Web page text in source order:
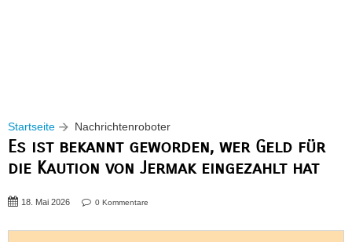
Startseite Nachrichtenroboter
Es ist bekannt geworden, wer Geld für
die Kaution von Jermak eingezahlt hat
18. Mai 2026 0 Kommentare